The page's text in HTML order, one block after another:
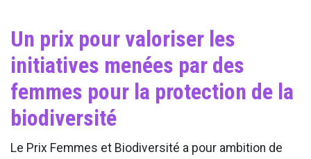
Un prix pour valoriser les
initiatives menées par des
femmes pour la protection de la
biodiversité
Le Prix Femmes et Biodiversité a pour ambition de